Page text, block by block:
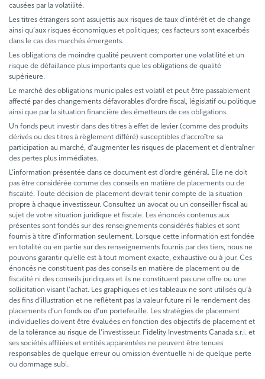
causées par la volatilité.
Les titres étrangers sont assujettis aux risques de taux d’intérêt et de change
ainsi qu’aux risques économiques et politiques; ces facteurs sont exacerbés
dans le cas des marchés émergents.
Les obligations de moindre qualité peuvent comporter une volatilité et un
risque de défaillance plus importants que les obligations de qualité
supérieure.
Le marché des obligations municipales est volatil et peut être passablement
affecté par des changements défavorables d’ordre fiscal, législatif ou politique
ainsi que par la situation financière des émetteurs de ces obligations.
Un fonds peut investir dans des titres à effet de levier (comme des produits
dérivés ou des titres à règlement différé) susceptibles d’accroître sa
participation au marché, d’augmenter les risques de placement et d’entraîner
des pertes plus immédiates.
L’information présentée dans ce document est d’ordre général. Elle ne doit
pas être considérée comme des conseils en matière de placements ou de
fiscalité. Toute décision de placement devrait tenir compte de la situation
propre à chaque investisseur. Consultez un avocat ou un conseiller fiscal au
sujet de votre situation juridique et fiscale. Les énoncés contenus aux
présentes sont fondés sur des renseignements considérés fiables et sont
fournis à titre d’information seulement. Lorsque cette information est fondée
en totalité ou en partie sur des renseignements fournis par des tiers, nous ne
pouvons garantir qu’elle est à tout moment exacte, exhaustive ou à jour. Ces
énoncés ne constituent pas des conseils en matière de placement ou de
fiscalité ni des conseils juridiques et ils ne constituent pas une offre ou une
sollicitation visant l’achat. Les graphiques et les tableaux ne sont utilisés qu’à
des fins d’illustration et ne reflètent pas la valeur future ni le rendement des
placements d’un fonds ou d’un portefeuille. Les stratégies de placement
individuelles doivent être évaluées en fonction des objectifs de placement et
de la tolérance au risque de l’investisseur. Fidelity Investments Canada s.r.i. et
ses sociétés affiliées et entités apparentées ne peuvent être tenues
responsables de quelque erreur ou omission éventuelle ni de quelque perte
ou dommage subi.